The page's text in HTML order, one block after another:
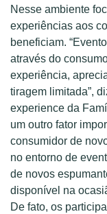
Nesse ambiente
experiências aos
beneficiam.
através do
experiência,
tiragem limitada”,
experience da
um outro fator
consumidor de
no entorno de
de novos
disponível na
De fato, os